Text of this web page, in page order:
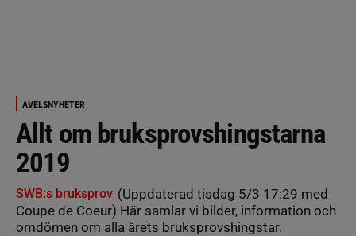
AVELSNYHETER
Allt om bruksprovshingstarna
2019
SWB:s bruksprov (Uppdaterad tisdag 5/3 17:29 med
Coupe de Coeur) Här samlar vi bilder, information och
omdömen om alla årets bruksprovshingstar.